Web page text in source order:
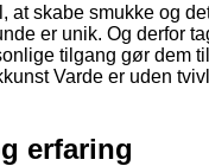
skabe smukke og
er unik. Og derfor
tilgang gør dem
Varde er uden
erfaring